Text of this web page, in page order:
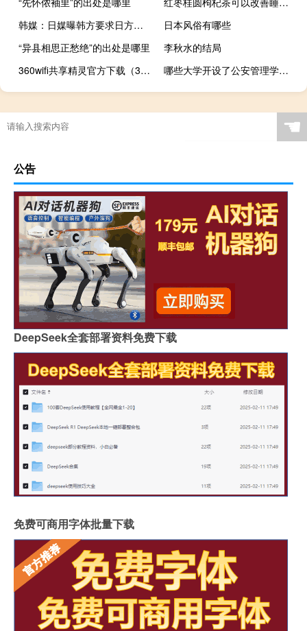
韩媒：日媒曝韩方要求日方提前开始排海韩政府否认
日本风俗有哪些
“异县相思正愁绝”的出处是哪里
李秋水的结局
360wifi共享精灵官方下载（360wifi共享精灵）
哪些大学开设了公安管理学专业
☚
公告
DeepSeek全套部署资料免费下载
免费可商用字体批量下载